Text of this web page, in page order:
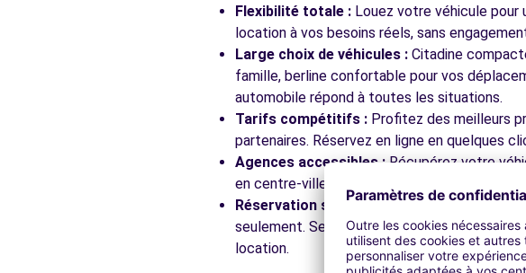
Free2Move Rent - GARAGE DUPLEIX - CHOISY-LE-ROI (C)
Flexibilité totale : Louez votre véhicule pour
location à vos besoins réels, sans
Large choix de véhicules : Citadine
famille, berline confortable pour vos
automobile répond à toutes les situations.
Tarifs compétitifs : Profitez des meilleurs
partenaires. Réservez en ligne en quelques
Agences accessibles : Récupérez votre
en centre-ville, en gare ou près des
Réservation simplifiée :Notre plateforme
seulement. Service client disponible pour
location.